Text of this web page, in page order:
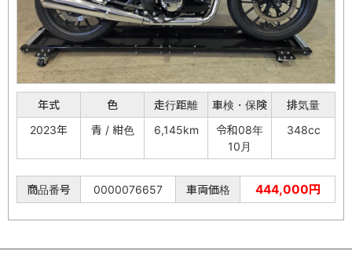
年式 色 走行距離 車検・保険
排気量
2023年
青 / 紺色 6,145km
令和08年
10月
348cc
商品番号 0000076657 車両価格 444,000円